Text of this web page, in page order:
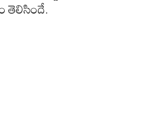
తెలిసిందే.